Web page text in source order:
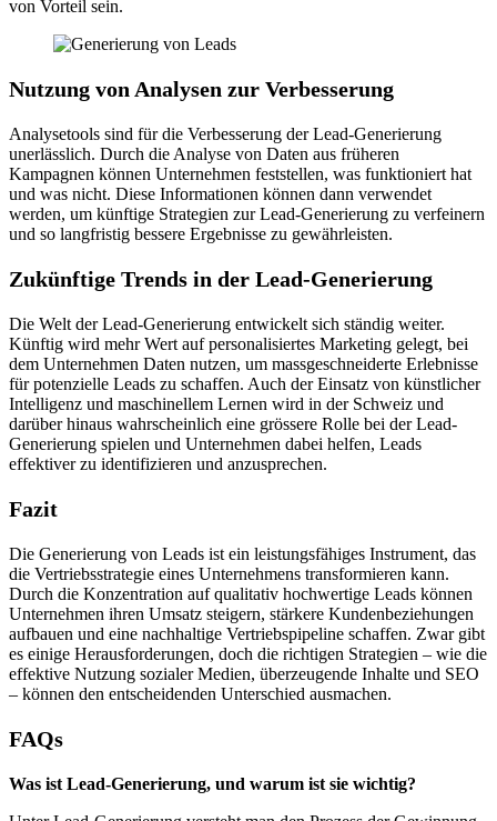
von Vorteil sein.
Nutzung von Analysen zur Verbesserung
Analysetools sind für die Verbesserung der Lead-Generierung
unerlässlich. Durch die Analyse von Daten aus früheren
Kampagnen können Unternehmen feststellen, was funktioniert hat
und was nicht. Diese Informationen können dann verwendet
werden, um künftige Strategien zur Lead-Generierung zu verfeinern
und so langfristig bessere Ergebnisse zu gewährleisten.
Zukünftige Trends in der Lead-Generierung
Die Welt der Lead-Generierung entwickelt sich ständig weiter.
Künftig wird mehr Wert auf personalisiertes Marketing gelegt, bei
dem Unternehmen Daten nutzen, um massgeschneiderte Erlebnisse
für potenzielle Leads zu schaffen. Auch der Einsatz von künstlicher
Intelligenz und maschinellem Lernen wird in der Schweiz und
darüber hinaus wahrscheinlich eine grössere Rolle bei der Lead-
Generierung spielen und Unternehmen dabei helfen, Leads
effektiver zu identifizieren und anzusprechen.
Fazit
Die Generierung von Leads ist ein leistungsfähiges Instrument, das
die Vertriebsstrategie eines Unternehmens transformieren kann.
Durch die Konzentration auf qualitativ hochwertige Leads können
Unternehmen ihren Umsatz steigern, stärkere Kundenbeziehungen
aufbauen und eine nachhaltige Vertriebspipeline schaffen. Zwar gibt
es einige Herausforderungen, doch die richtigen Strategien – wie die
effektive Nutzung sozialer Medien, überzeugende Inhalte und SEO
– können den entscheidenden Unterschied ausmachen.
FAQs
Was ist Lead-Generierung, und warum ist sie wichtig?